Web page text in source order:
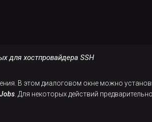
для хостпровайдера SSH
В этом диалоговом окне можно
Jobs. Для некоторых действий